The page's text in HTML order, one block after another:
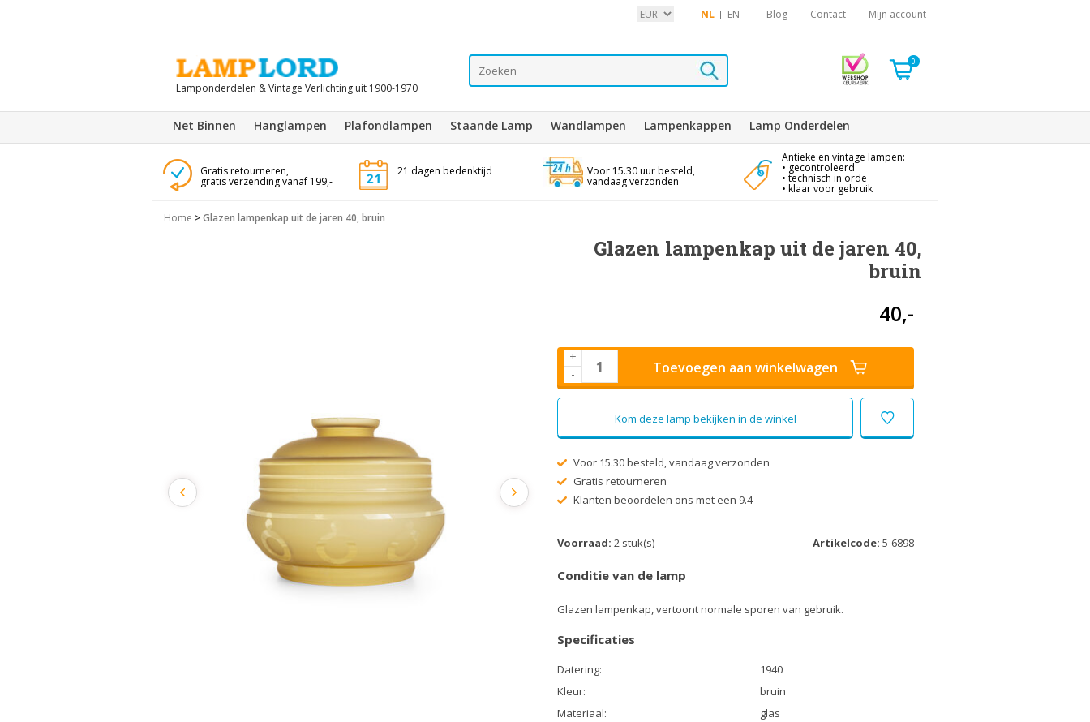
NL EN Blog Contact Mijn account
Lamponderdelen & Vintage Verlichting uit 1900-1970
0
Net Binnen Hanglampen Plafondlampen Staande Lamp Wandlampen Lampenkappen Lamp Onderdelen
Gratis retourneren,
gratis verzending vanaf 199,-
21 dagen bedenktijd Voor 15.30 uur besteld,
vandaag verzonden
Antieke en vintage lampen:
• gecontroleerd
• technisch in orde
• klaar voor gebruik
Home >Glazen lampenkap uit de jaren 40, bruin
Glazen lampenkap uit de jaren 40,
bruin
40,-
+
-
Toevoegen aan winkelwagen
Kom deze lamp bekijken in de winkel
Voor 15.30 besteld, vandaag verzonden
Gratis retourneren
Klanten beoordelen ons met een 9.4
Voorraad: 2 stuk(s) Artikelcode: 5-6898
Conditie van de lamp
Glazen lampenkap, vertoont normale sporen van gebruik.
Specificaties
Datering:
1940
Kleur:
bruin
Materiaal:
glas